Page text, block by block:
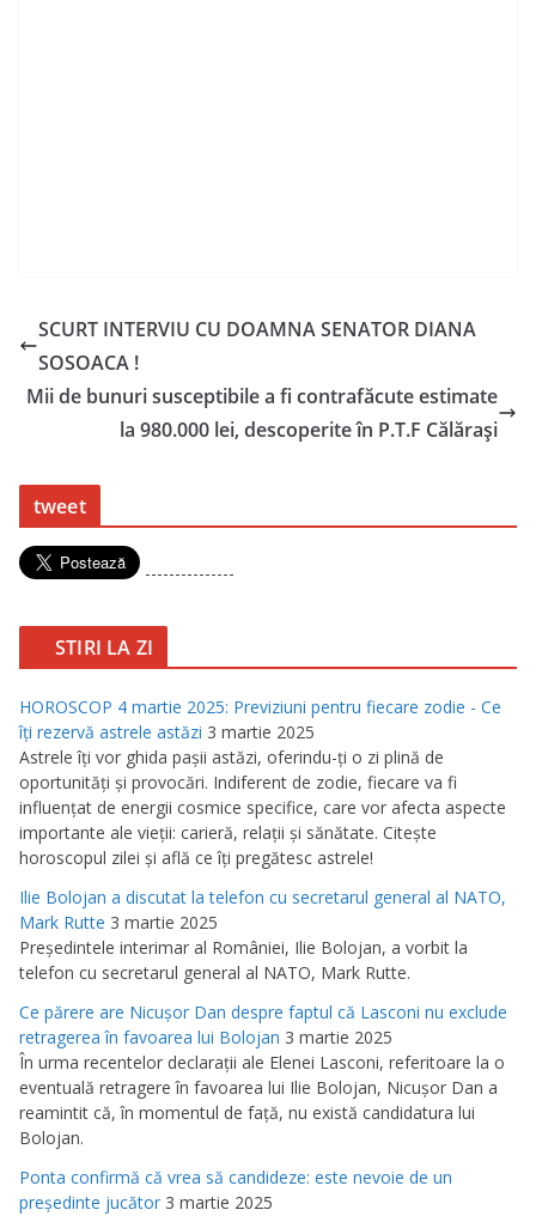
SCURT INTERVIU CU DOAMNA SENATOR DIANA
SOSOACA !
Mii de bunuri susceptibile a fi contrafăcute estimate
la 980.000 lei, descoperite în P.T.F Călărași
tweet
---------------
STIRI LA ZI
HOROSCOP 4 martie 2025: Previziuni pentru fiecare zodie - Ce
îţi rezervă astrele astăzi 3 martie 2025
Astrele îţi vor ghida paşii astăzi, oferindu-ţi o zi plină de
oportunităţi şi provocări. Indiferent de zodie, fiecare va fi
influenţat de energii cosmice specifice, care vor afecta aspecte
importante ale vieţii: carieră, relaţii şi sănătate. Citeşte
horoscopul zilei şi află ce îţi pregătesc astrele!
Ilie Bolojan a discutat la telefon cu secretarul general al NATO,
Mark Rutte 3 martie 2025
Preşedintele interimar al României, Ilie Bolojan, a vorbit la
telefon cu secretarul general al NATO, Mark Rutte.
Ce părere are Nicuşor Dan despre faptul că Lasconi nu exclude
retragerea în favoarea lui Bolojan 3 martie 2025
În urma recentelor declaraţii ale Elenei Lasconi, referitoare la o
eventuală retragere în favoarea lui Ilie Bolojan, Nicuşor Dan a
reamintit că, în momentul de faţă, nu există candidatura lui
Bolojan.
Ponta confirmă că vrea să candideze: este nevoie de un
preşedinte jucător 3 martie 2025